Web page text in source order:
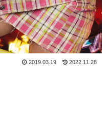
2019.03.19 2022.11.28